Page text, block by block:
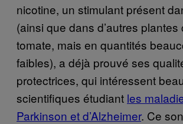
nicotine, un stimulant présent
(ainsi que dans d’autres plantes
tomate, mais en quantités
faibles), a déjà prouvé ses
protectrices, qui intéressent
scientifiques étudiant les
Parkinson et d’Alzheimer. Ce